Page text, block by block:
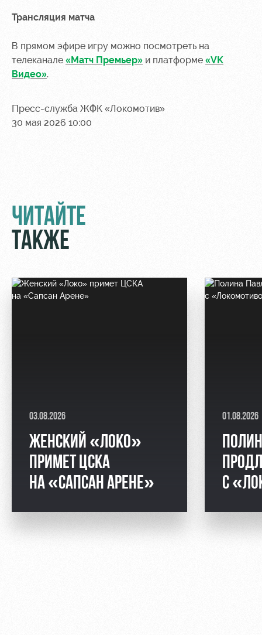
Трансляция матча
В прямом эфире игру можно посмотреть на
телеканале «Матч Премьер» и платформе «VK
Видео».
Пресс-служба ЖФК «Локомотив»
30 мая 2026 10:00
ЧИТАЙТЕ
ТАКЖЕ
03.08.2026
ЖЕНСКИЙ «ЛОКО»
ПРИМЕТ ЦСКА
НА «САПСАН АРЕНЕ»
01.08.2026
С